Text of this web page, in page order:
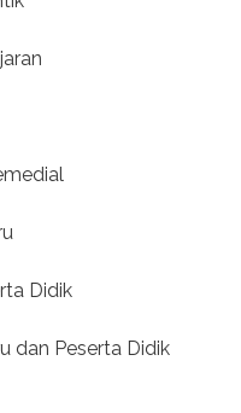
Didik
dan Peserta Didik